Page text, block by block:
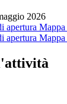
2026
apertura Mappa
apertura Mappa